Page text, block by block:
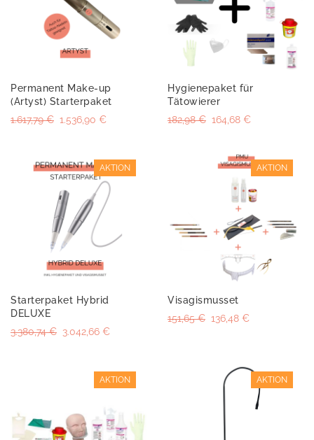
Permanent Make-up
(Artyst) Starterpaket
1.536,90 €
1.617,79 €
Hygienepaket für
Tätowierer
164,68 €
182,98 €
AKTION
Starterpaket Hybrid
DELUXE
3.042,66 €
3.380,74 €
AKTION
Visagismusset
136,48 €
151,65 €
AKTION AKTION